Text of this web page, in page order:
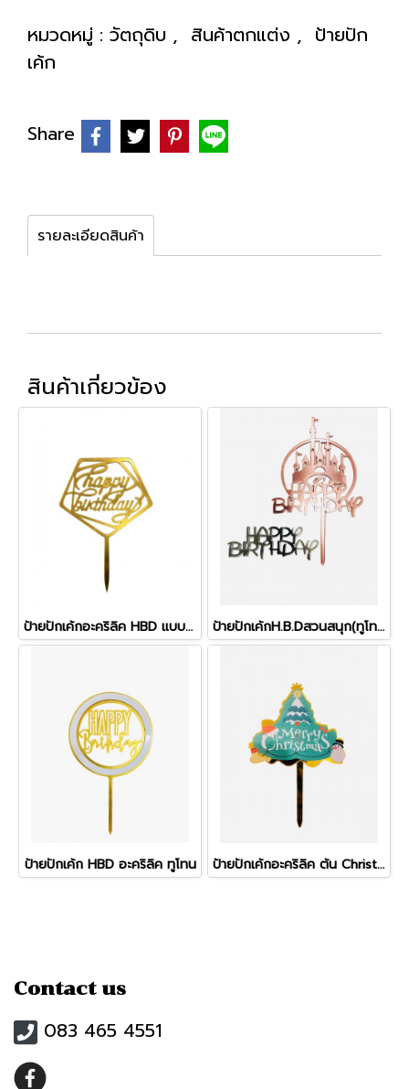
หมวดหมู่ : วัตถุดิบ , สินค้าตกแต่ง , ป้ายปัก
เค้ก
Share
รายละเอียดสินค้า
สินค้าเกี่ยวข้อง
ป้ายปักเค้กอะคริลิค HBD แบบที่ 2 ป้ายปักเค้กH.B.Dสวนสนุก(ทูโทน)
ป้ายปักเค้ก HBD อะคริลิค ทูโทน ป้ายปักเค้กอะคริลิค ต้น Christmas
Contact us
083 465 4551